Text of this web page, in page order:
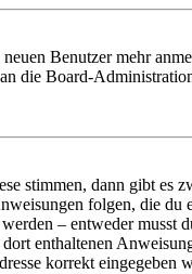
Benutzer mehr
die Board-
stimmen, dann gibt es
folgen, die
– entweder musst
enthaltenen
korrekt eingegeben